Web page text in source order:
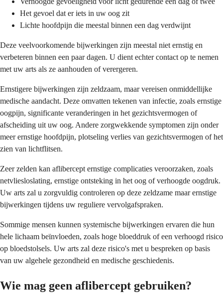
Het gevoel dat er iets in uw oog zit
Lichte hoofdpijn die meestal binnen een dag verdwijnt
Deze veelvoorkomende bijwerkingen zijn meestal niet ernstig en
verbeteren binnen een paar dagen. U dient echter contact op te nemen
met uw arts als ze aanhouden of verergeren.
Ernstigere bijwerkingen zijn zeldzaam, maar vereisen onmiddellijke
medische aandacht. Deze omvatten tekenen van infectie, zoals ernstige
oogpijn, significante veranderingen in het gezichtsvermogen of
afscheiding uit uw oog. Andere zorgwekkende symptomen zijn onder
meer ernstige hoofdpijn, plotseling verlies van gezichtsvermogen of het
zien van lichtflitsen.
Zeer zelden kan aflibercept ernstige complicaties veroorzaken, zoals
netvliesloslating, ernstige ontsteking in het oog of verhoogde oogdruk.
Uw arts zal u zorgvuldig controleren op deze zeldzame maar ernstige
bijwerkingen tijdens uw reguliere vervolgafspraken.
Sommige mensen kunnen systemische bijwerkingen ervaren die hun
hele lichaam beïnvloeden, zoals hoge bloeddruk of een verhoogd risico
op bloedstolsels. Uw arts zal deze risico's met u bespreken op basis
van uw algehele gezondheid en medische geschiedenis.
Wie mag geen aflibercept gebruiken?